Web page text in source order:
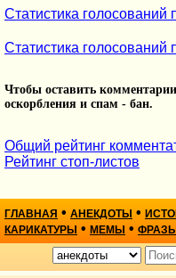
Статистика голосований
Статистика голосований
Чтобы оставить
оскорбления и спам - бан.
Общий рейтинг
Рейтинг стоп-листов
ГЛАВНАЯ • АНЕКДОТЫ •
КАРИКАТУРЫ • МЕМЫ • ФРАЗЫ